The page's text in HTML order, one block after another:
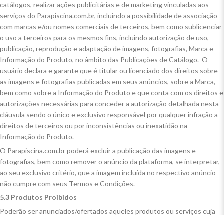
catálogos, realizar ações publicitárias e de marketing vinculadas aos
serviços do Parapiscina.com.br, incluindo a possibilidade de associação
com marcas e/ou nomes comerciais de terceiros, bem como sublicenciar
o uso a terceiros para os mesmos fins, incluindo autorização de uso,
publicação, reprodução e adaptação de imagens, fotografias, Marca e
Informação do Produto, no âmbito das Publicações de Catálogo. O
usuário declara e garante que é titular ou licenciado dos direitos sobre
as imagens e fotografias publicadas em seus anúncios, sobre a Marca,
bem como sobre a Informação do Produto e que conta com os direitos e
autorizações necessárias para conceder a autorização detalhada nesta
cláusula sendo o único e exclusivo responsável por qualquer infração a
direitos de terceiros ou por inconsistências ou inexatidão na
Informação do Produto.
O Parapiscina.com.br poderá excluir a publicação das imagens e
fotografias, bem como remover o anúncio da plataforma, se interpretar,
ao seu exclusivo critério, que a imagem incluída no respectivo anúncio
não cumpre com seus Termos e Condições.
5.3 Produtos Proibidos
Poderão ser anunciados/ofertados aqueles produtos ou serviços cuja